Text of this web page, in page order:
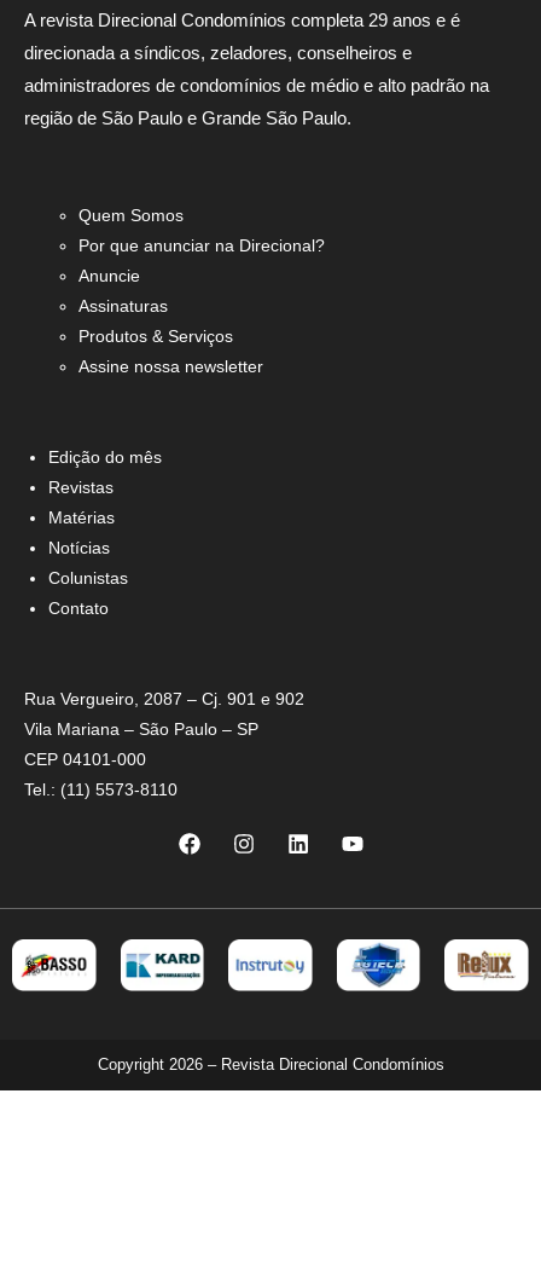
A revista Direcional Condomínios completa 29 anos e é
direcionada a síndicos, zeladores, conselheiros e
administradores de condomínios de médio e alto padrão na
região de São Paulo e Grande São Paulo.
Quem Somos
Por que anunciar na Direcional?
Anuncie
Assinaturas
Produtos & Serviços
Assine nossa newsletter
Edição do mês
Revistas
Matérias
Notícias
Colunistas
Contato
Rua Vergueiro, 2087 – Cj. 901 e 902
Vila Mariana – São Paulo – SP
CEP 04101-000
Tel.: (11) 5573-8110
Copyright 2026 – Revista Direcional Condomínios